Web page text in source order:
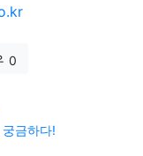
0
금하다!